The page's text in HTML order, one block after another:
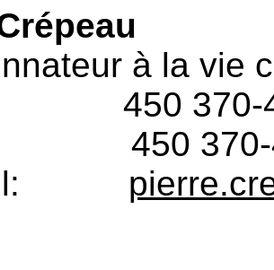
à la vie
370-
450 370-